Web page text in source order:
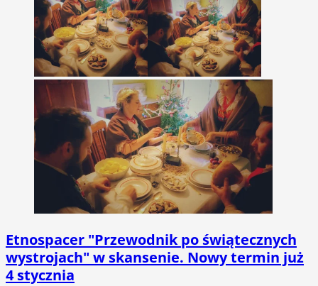
Etnospacer "Przewodnik po świątecznych
wystrojach" w skansenie. Nowy termin już
4 stycznia